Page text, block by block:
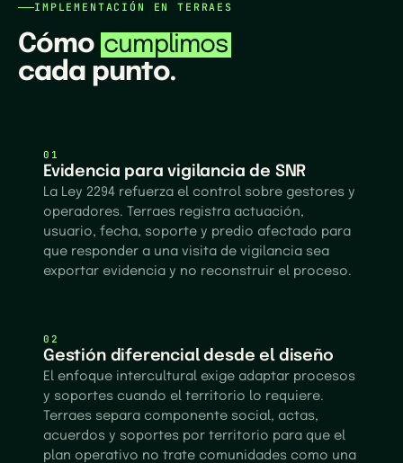
IMPLEMENTACIÓN EN TERRAES
Cómo cumplimos
cada punto.
01
Evidencia para vigilancia de SNR
La Ley 2294 refuerza el control sobre gestores y
operadores. Terraes registra actuación,
usuario, fecha, soporte y predio afectado para
que responder a una visita de vigilancia sea
exportar evidencia y no reconstruir el proceso.
02
Gestión diferencial desde el diseño
El enfoque intercultural exige adaptar procesos
y soportes cuando el territorio lo requiere.
Terraes separa componente social, actas,
acuerdos y soportes por territorio para que el
plan operativo no trate comunidades como una